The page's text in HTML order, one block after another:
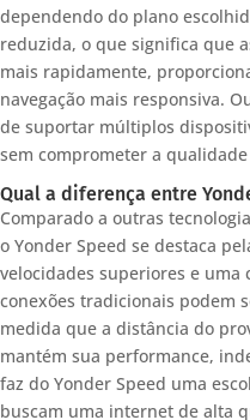
dependendo do plano
reduzida, o que significa que
mais rapidamente,
navegação mais responsiva.
de suportar múltiplos
sem comprometer a
Qual a diferença entre
Comparado a outras
o Yonder Speed se destaca
velocidades superiores e uma
conexões tradicionais podem
medida que a distância do
mantém sua performance,
faz do Yonder Speed uma
buscam uma internet de alta